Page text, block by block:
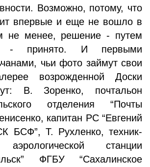
Возможно, потому, что
впервые и еще не вошло в
не менее, решение - путем
- принято. И первыми
чьи фото займут свои
возрожденной Доски
В. Зоренко, почтальон
отделения “Почты
капитан РС “Евгений
БСФ”, Т. Рухленко, техник-
аэрологической станции
ФГБУ “Сахалинское